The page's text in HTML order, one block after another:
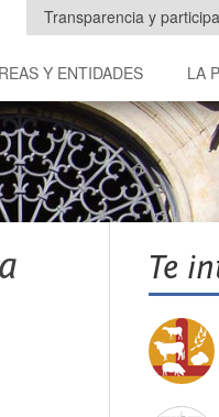
Transparencia y
Y ENTIDADES LA
Te